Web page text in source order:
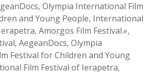
Olympia International Film
and Young People, International
Amorgos Film Festival.»,
AegeanDocs, Olympia
Festival for Children and Young
Film Festival of Ierapetra,